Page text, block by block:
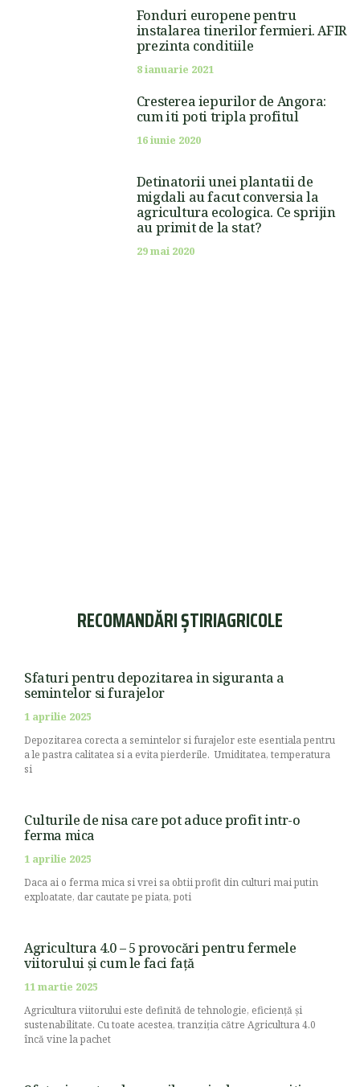
Fonduri europene pentru
instalarea tinerilor fermieri. AFIR
prezinta conditiile
8 ianuarie 2021
Cresterea iepurilor de Angora:
cum iti poti tripla profitul
16 iunie 2020
Detinatorii unei plantatii de
migdali au facut conversia la
agricultura ecologica. Ce sprijin
au primit de la stat?
29 mai 2020
RECOMANDĂRI ȘTIRIAGRICOLE
Sfaturi pentru depozitarea in siguranta a
semintelor si furajelor
1 aprilie 2025
Depozitarea corecta a semintelor si furajelor este esentiala pentru
a le pastra calitatea si a evita pierderile. Umiditatea, temperatura
si
Culturile de nisa care pot aduce profit intr-o
ferma mica
1 aprilie 2025
Daca ai o ferma mica si vrei sa obtii profit din culturi mai putin
exploatate, dar cautate pe piata, poti
Agricultura 4.0 – 5 provocări pentru fermele
viitorului și cum le faci față
11 martie 2025
Agricultura viitorului este definită de tehnologie, eficiență și
sustenabilitate. Cu toate acestea, tranziția către Agricultura 4.0
încă vine la pachet